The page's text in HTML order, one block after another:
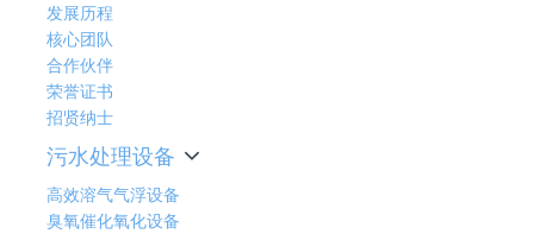
发展历程
核心团队
合作伙伴
荣誉证书
招贤纳士
污水处理设备
高效溶气气浮设备
臭氧催化氧化设备